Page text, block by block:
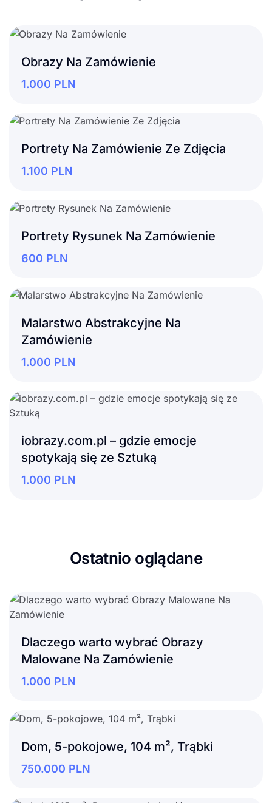
Obrazy Na Zamówienie
1.000 PLN
Portrety Na Zamówienie Ze Zdjęcia
1.100 PLN
Portrety Rysunek Na Zamówienie
600 PLN
Malarstwo Abstrakcyjne Na
Zamówienie
1.000 PLN
iobrazy.com.pl – gdzie emocje
spotykają się ze Sztuką
1.000 PLN
Ostatnio oglądane
Dlaczego warto wybrać Obrazy
Malowane Na Zamówienie
1.000 PLN
Dom, 5-pokojowe, 104 m², Trąbki
750.000 PLN